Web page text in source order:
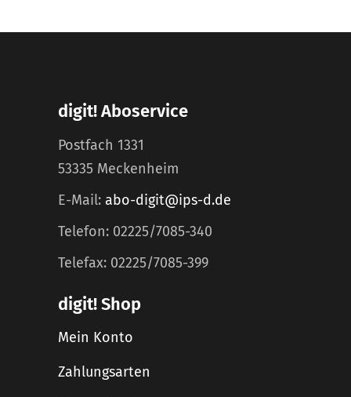
digit! Aboservice
Postfach 1331
53335 Meckenheim
E-Mail: abo-digit@ips-d.de
Telefon: 02225/7085-340
Telefax: 02225/7085-399
digit! Shop
Mein Konto
Zahlungsarten